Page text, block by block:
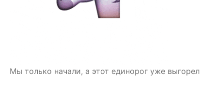
Мы только начали, а этот единорог уже выгорел